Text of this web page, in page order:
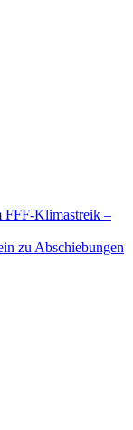
FFF-Klimastreik –
zu Abschiebungen